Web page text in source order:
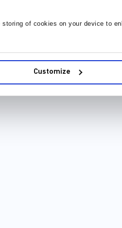
of cookies on your device to
Customize